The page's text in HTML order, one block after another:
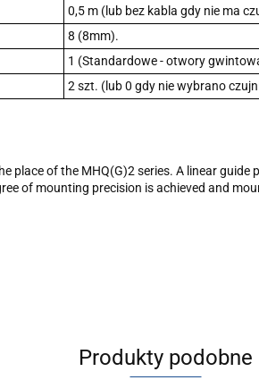
0,5 m (lub bez kabla gdy nie ma
8 (8mm).
1 (Standardowe - otwory
2 szt. (lub 0 gdy nie wybrano
place of the MHQ(G)2 series. A linear
of mounting precision is achieved and
Produkty podobne